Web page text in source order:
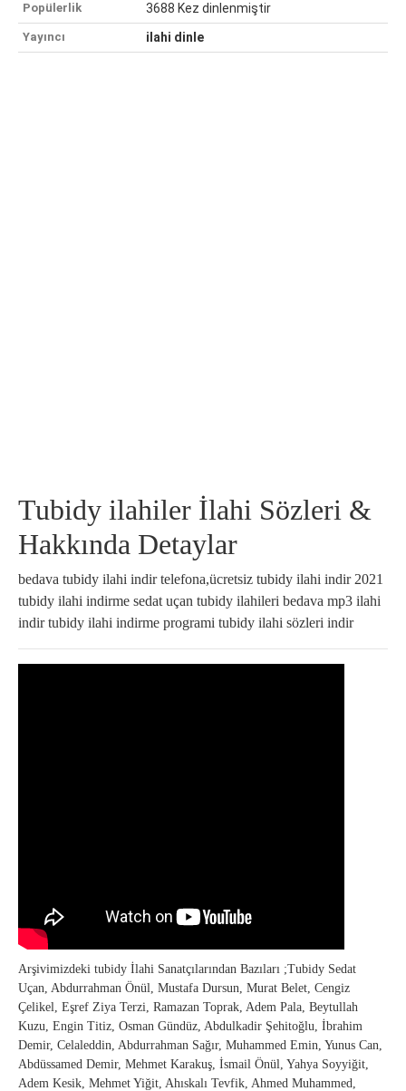
Popülerlik 3688 Kez dinlenmiştir
Yayıncı ilahi dinle
Tubidy ilahiler İlahi Sözleri &
Hakkında Detaylar
bedava tubidy ilahi indir telefona,ücretsiz tubidy ilahi indir 2021
tubidy ilahi indirme sedat uçan tubidy ilahileri bedava mp3 ilahi
indir tubidy ilahi indirme programi tubidy ilahi sözleri indir
Arşivimizdeki tubidy İlahi Sanatçılarından Bazıları ;Tubidy Sedat
Uçan, Abdurrahman Önül, Mustafa Dursun, Murat Belet, Cengiz
Çelikel, Eşref Ziya Terzi, Ramazan Toprak, Adem Pala, Beytullah
Kuzu, Engin Titiz, Osman Gündüz, Abdulkadir Şehitoğlu, İbrahim
Demir, Celaleddin, Abdurrahman Sağır, Muhammed Emin, Yunus Can,
Abdüssamed Demir, Mehmet Karakuş, İsmail Önül, Yahya Soyyiğit,
Adem Kesik, Mehmet Yiğit, Ahıskalı Tevfik, Ahmed Muhammed,